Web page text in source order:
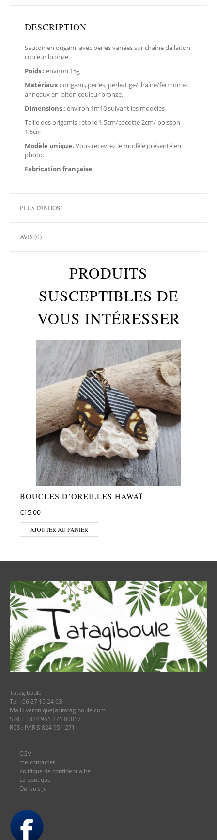
DESCRIPTION
Sautoir en origami avec perles variées sur chaîne de laiton
couleur bronze.
Poids : environ 15g
Matériaux : origami, perles, perle/tige/chaîne/fermoir et
anneaux en laiton couleur bronze.
Dimensions : environ 1m10 suivant les modèles –
Taille des origamis : étoile 1,5cm/cocotte 2cm/ poisson
1,5cm
Modèle unique. Vous recevrez le modèle présenté en
photo.
Fabrication française.
PLUS D'INDOS
AVIS (0)
PRODUITS
SUSCEPTIBLES DE
VOUS INTÉRESSER
BOUCLES D’OREILLES HAWAÏ
€15,00
AJOUTER AU PANIER
Tatagiboule
Tél : 06 27 15 24 63
Mail : veronique(at)tatagiboule.com
SIRET : 824 951 271 00017
RCS : PARIS 824 951 271
CGV
me contacter
Politique de confidentialité
La boutique
Qui suis je